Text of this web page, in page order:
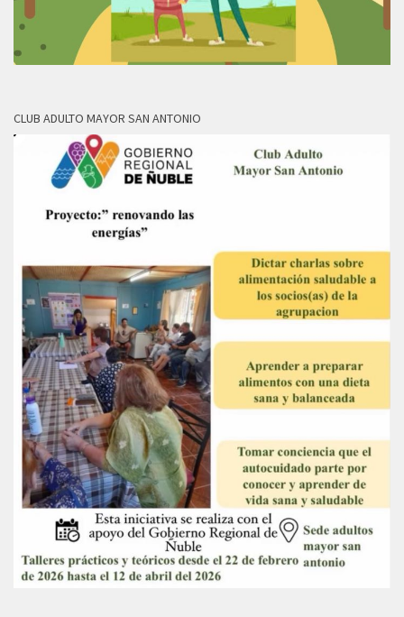
CLUB ADULTO MAYOR SAN ANTONIO